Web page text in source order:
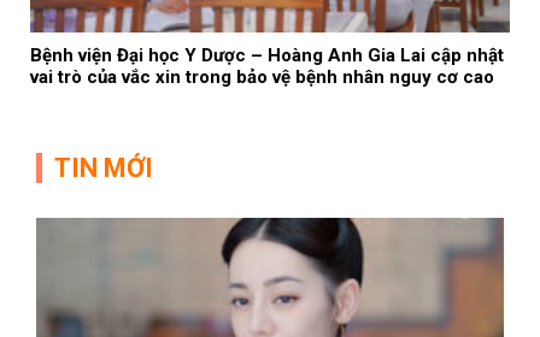
Bệnh viện Đại học Y Dược – Hoàng Anh Gia Lai cập nhật
vai trò của vắc xin trong bảo vệ bệnh nhân nguy cơ cao
TIN MỚI